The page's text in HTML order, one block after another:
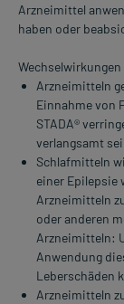
Arzneimittel
haben oder
Arzneimitteln
Einnahme von
STADA®
verlangsamt
Schlafmitteln
einer Epilepsie
Arzneimitteln
oder anderen
Arzneimitteln:
Anwendung
Leberschäden
Arzneimitteln